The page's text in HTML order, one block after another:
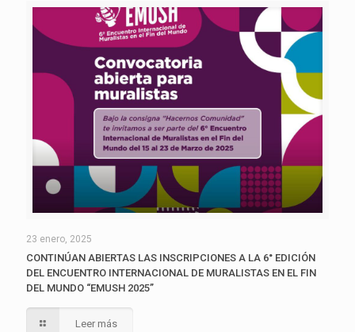
23 enero, 2025
CONTINÚAN ABIERTAS LAS INSCRIPCIONES A LA 6° EDICIÓN
DEL ENCUENTRO INTERNACIONAL DE MURALISTAS EN EL FIN
DEL MUNDO “EMUSH 2025”
Leer más